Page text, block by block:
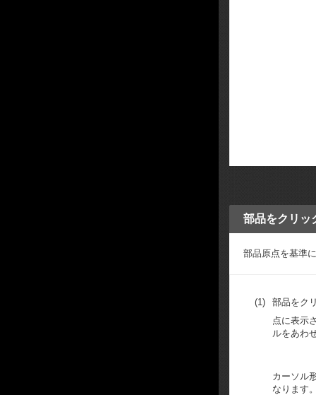
部品をクリッ
部品原点を基準
(1)
部品をク
点に表示
ルをあわ
カーソル
なります